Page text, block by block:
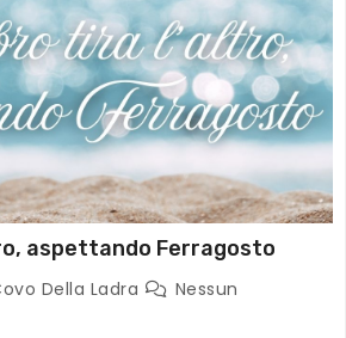
aspettando Ferragosto
Della Ladra
Nessun